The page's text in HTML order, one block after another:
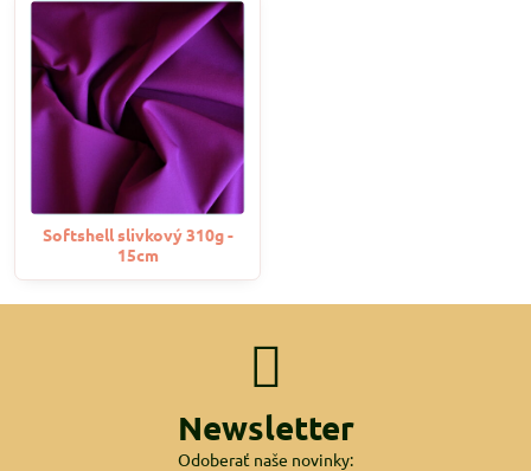
Softshell slivkový 310g -
15cm
Newsletter
Odoberať naše novinky: